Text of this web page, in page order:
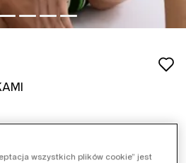
wszystkich plików cookie” jest